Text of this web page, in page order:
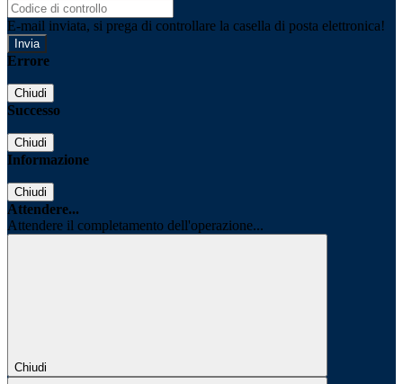
E-mail inviata, si prega di controllare la casella di posta elettronica!
Errore
Chiudi
Successo
Chiudi
Informazione
Chiudi
Attendere...
Attendere il completamento dell'operazione...
Chiudi